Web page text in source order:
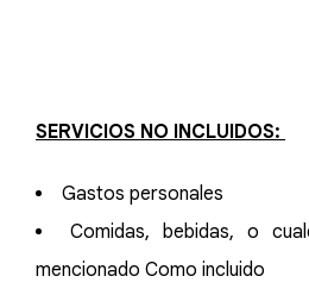
SERVICIOS NO INCLUIDOS:
Gastos personales
Comidas, bebidas, o
mencionado Como incluido